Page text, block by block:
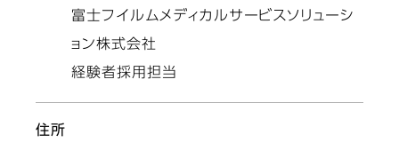
富士フイルムメディカルサービスソリューシ
ョン株式会社
経験者採用担当
住所